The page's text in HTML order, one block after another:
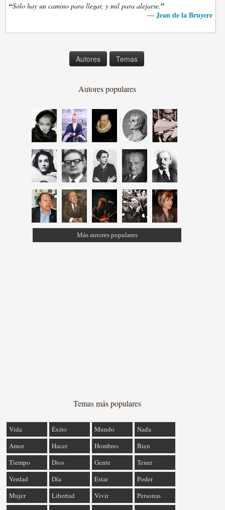
“Sólo hay un camino para llegar, y mil para alejarse.”
— Jean de la Bruyere
Autores Temas
Autores populares
Más autores populares
Temas más populares
Vida Éxito Mundo
Nada
Amor
Hacer Hombres
Bien
Tiempo
Dios Gente
Tener
Verdad
Día Estar
Poder
Mujer
Libertad Vivir
Personas